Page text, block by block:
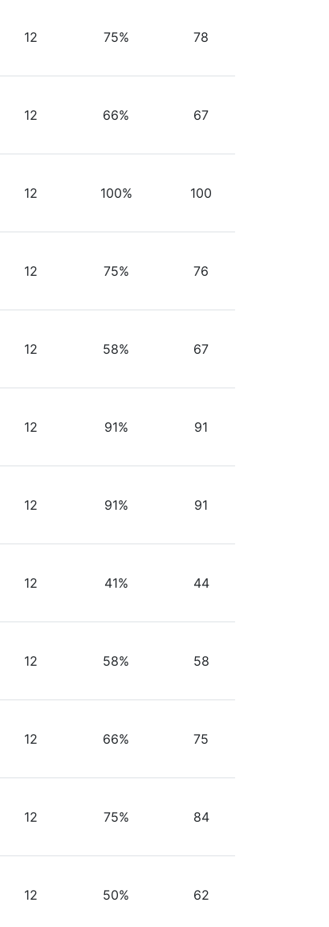
12 75% 78
12 66% 67
12 100% 100
12 75% 76
12 58% 67
12 91% 91
12 91% 91
12 41% 44
12 58% 58
12 66% 75
12 75% 84
12 50% 62